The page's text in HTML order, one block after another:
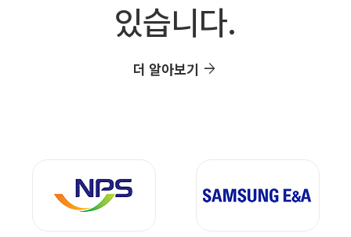
있습니다.
더 알아보기 arrow_forward